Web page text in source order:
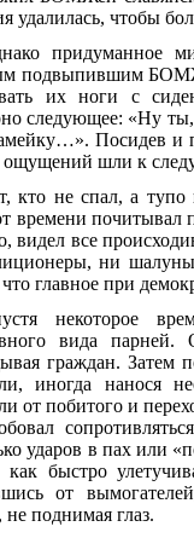
удалилась, чтобы
придуманное
подвыпившим
их ноги с
следующее: «Ну ты,
Посидев и
ощущений шли к
кто не спал, а тупо
времени почитывал
видел все
ни
что главное при
некоторое
вида
граждан. Затем
иногда нанося
от побитого и
ударов в пах или
как быстро
от
не поднимая глаз.